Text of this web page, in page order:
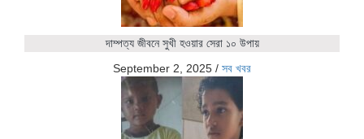
দাম্পত্য জীবনে সুখী হওয়ার সেরা ১০ উপায়
September 2, 2025 / সব খবর